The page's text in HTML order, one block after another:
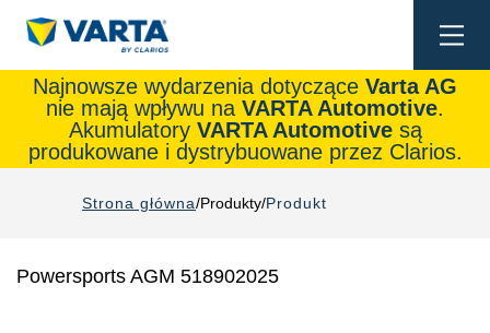
Najnowsze wydarzenia dotyczące Varta AG
nie mają wpływu na VARTA Automotive.
Akumulatory VARTA Automotivesą
produkowane i dystrybuowane przez Clarios.
Strona główna Produkty Produkt
Powersports AGM 518902025